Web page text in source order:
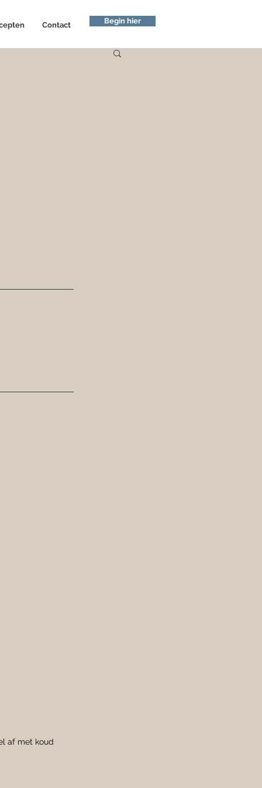
af met koud
Contact Begin hier